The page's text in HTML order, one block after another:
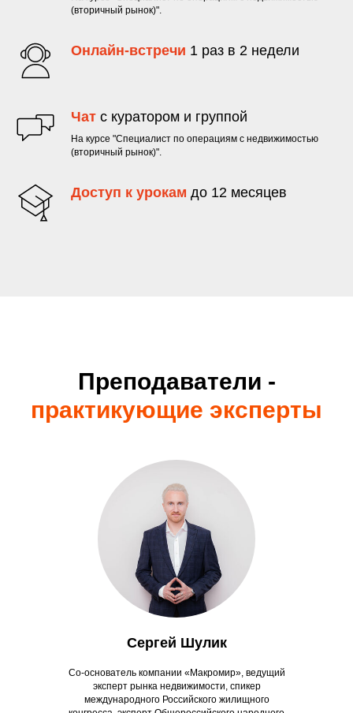
(вторичный рынок)".
Онлайн-встречи 1 раз в 2 недели
Чат с куратором и группой
На курсе "Специалист по операциям с недвижимостью
(вторичный рынок)".
Доступ к урокам до 12 месяцев
Преподаватели -
практикующие эксперты
Сергей Шулик
Со-основатель компании «Макромир», ведущий
эксперт рынка недвижимости, спикер
международного Российского жилищного